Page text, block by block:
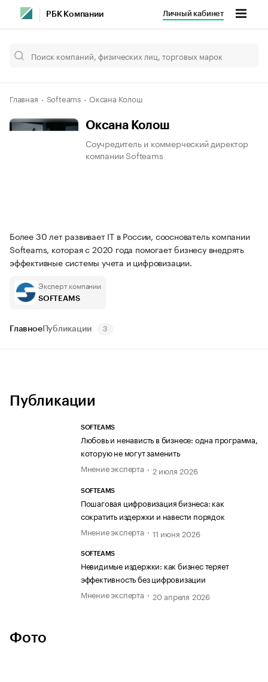
РБК Компании Личный кабинет
Главная Softeams Оксана Колош
Оксана Колош
Соучредитель и коммерческий директор
компании Softeams
Более 30 лет развивает IT в России, сооснователь компании
Softeams, которая с 2020 года помогает бизнесу внедрять
эффективные системы учета и цифровизации.
Эксперт компании
SOFTEAMS
ГлавноеПубликации 3
Публикации
SOFTEAMS
Любовь и ненависть в бизнесе: одна программа,
которую не могут заменить
Мнение эксперта
2 июля 2026
SOFTEAMS
Пошаговая цифровизация бизнеса: как
сократить издержки и навести порядок
Мнение эксперта
11 июня 2026
SOFTEAMS
Невидимые издержки: как бизнес теряет
эффективность без цифровизации
Мнение эксперта
20 апреля 2026
Фото